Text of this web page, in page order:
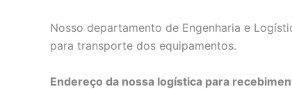
Nosso departamento de Engenharia e
para transporte dos equipamentos.
Endereço da nossa logística para